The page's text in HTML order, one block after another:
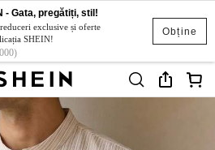
Obține
- Gata, pregătiți, stil!
exclusive și oferte
SHEIN!